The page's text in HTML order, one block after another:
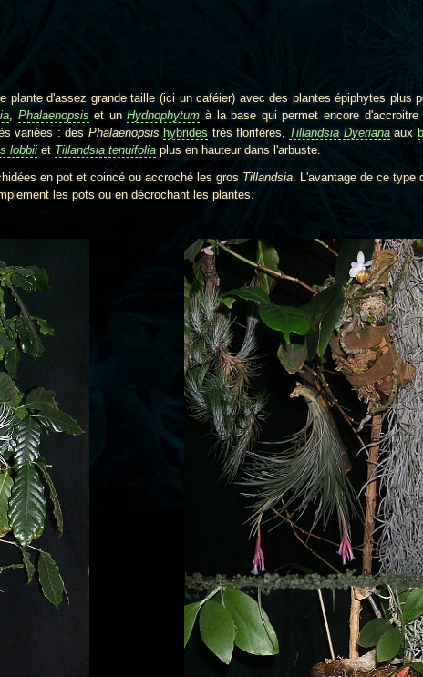
d'assez grande taille (ici un caféier) avec des plantes épiphytes plus
, Phalaenopsiset unHydnophytum à la base qui permet encore
variées : des Phalaenopsis hybrides très florifères, Tillandsia Dyerianaaux
lobbii et Tillandsia tenuifolia plus en hauteur dans l'arbuste.
en pot et coincé ou accroché les gros Tillandsia . L'avantage de ce
les pots ou en décrochant les plantes.